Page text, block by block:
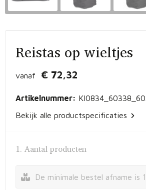
Vrije tijd en Strand
Schrijfwaren
Waterflessen
Kids & games
Kinderen, Peuters en Baby's
Themapakketten
Peuters en Baby's
Gilets
Polo's
Documententassen
Sporttassen
Draagtassen
Lunchtassen
Duffeltassen
Matrozentassen
Reistas op wieltjes
vanaf € 72,32
Artikelnummer:
Bekijk alle productspecificaties
1. Aantal producten
De minimale bestel afname is